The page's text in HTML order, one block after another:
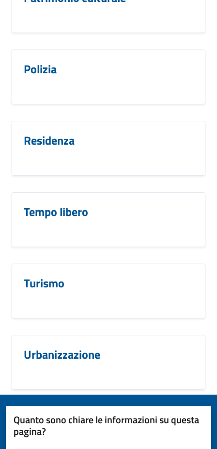
Polizia
Residenza
Tempo libero
Turismo
Urbanizzazione
Quanto sono chiare le informazioni su questa
pagina?